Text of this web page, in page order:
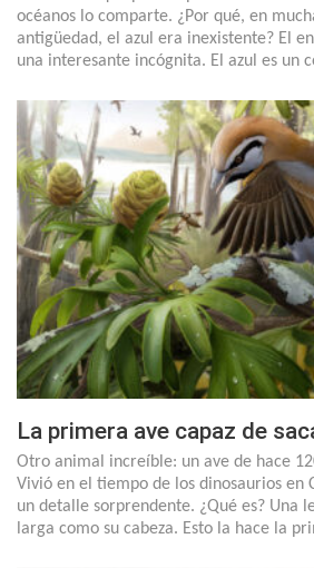
océanos lo comparte. ¿Por qué, en
antigüedad, el azul era inexistente? El
una interesante incógnita. El azul es un
La primera ave capaz de
Otro animal increíble: un ave de hace
Vivió en el tiempo de los dinosaurios en
un detalle sorprendente. ¿Qué es? Una
larga como su cabeza. Esto la hace la